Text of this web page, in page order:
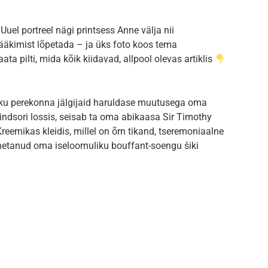
portreel nägi printsess Anne välja nii
lõpetada – ja üks foto koos tema
pilti, mida kõik kiidavad, allpool olevas artiklis
perekonna jälgijaid haruldase muutusega oma
lossis, seisab ta oma abikaasa Sir Timothy
kleidis, millel on õrn tikand, tseremoniaalne
oma iseloomuliku bouffant-soengu šiki